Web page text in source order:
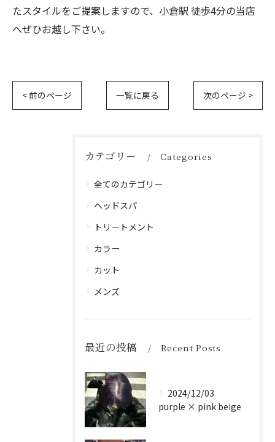
たスタイルをご提案しますので、小倉駅 徒歩4分の当店
へぜひお越し下さい。
< 前のページ 一覧に戻る 次のページ >
カテゴリー Categories
全てのカテゴリー
ヘッドスパ
トリートメント
カラー
カット
メンズ
最近の投稿 Recent Posts
2024/12/03
purple × pink beige